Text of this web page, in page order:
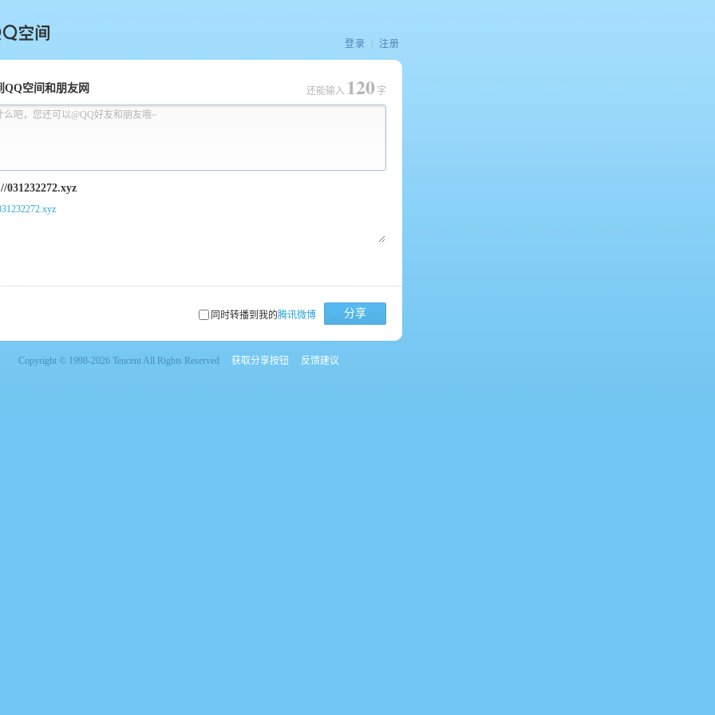
间
登录 注册
QQ空间和朋友网
么吧，您还可以@QQ好友和朋友哦~
还能输入 120 字
同时转播到我的腾讯微博 分享
Copyright © 1998-2026 Tencent All Rights Reserved 获取分享按钮 反馈建议